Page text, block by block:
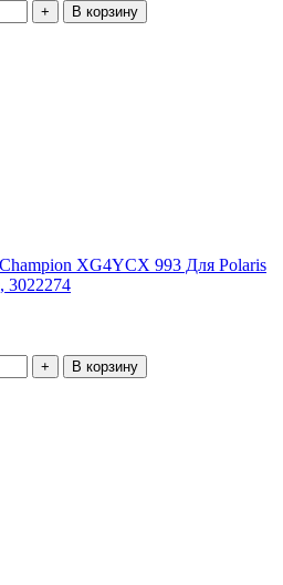
В корзину
XG4YCX 993 Для Polaris
3022274
В корзину